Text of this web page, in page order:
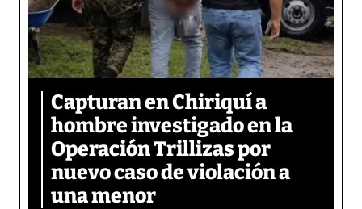
Capturan en Chiriquí a
hombre investigado en la
Operación Trillizas por
nuevo caso de violación a
una menor